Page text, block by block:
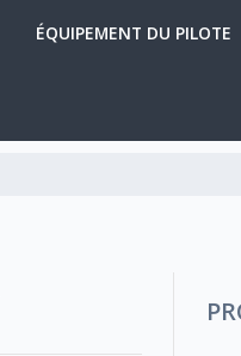
ÉQUIPEMENT DU PILOTE